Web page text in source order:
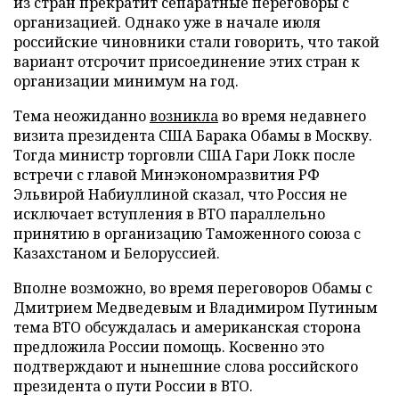
организацией. Однако уже в начале июля
российские чиновники стали говорить, что такой
вариант отсрочит присоединение этих стран к
организации минимум на год.
Тема неожиданновозниклаво время недавнего
визита президента США Барака Обамы в Москву.
Тогда министр торговли США Гари Локк после
встречи с главой Минэкономразвития РФ
Эльвирой Набиуллиной сказал, что Россия не
исключает вступления в ВТО параллельно
принятию в организацию Таможенного союза с
Казахстаном и Белоруссией.
Вполне возможно, во время переговоров Обамы с
Дмитрием Медведевым и Владимиром Путиным
тема ВТО обсуждалась и американская сторона
предложила России помощь. Косвенно это
подтверждают и нынешние слова российского
президента о пути России в ВТО.